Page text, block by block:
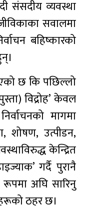
संसदीय व्यवस्था
सवालमा
बहिष्कारको
छ कि पछिल्लो
विद्रोह’ केवल
मागमा
शोषण, उत्पीडन,
केन्द्रित
गर्दै पुरानै
अघि सारिनु
ठहर छ।